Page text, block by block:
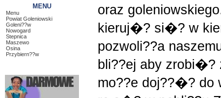
MENU
Menu
Powiat Goleniowski
Goleni??w
Nowogard
Stepnica
Maszewo
Osina
Przybiern??w
oraz
kieruj�? si�? w
pozwoli??a
bli??ej aby
mo??e doj??�? do